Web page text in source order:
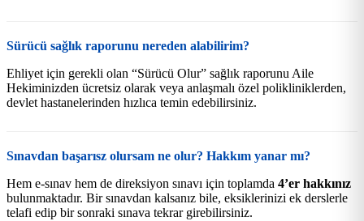
Sürücü sağlık raporunu nereden alabilirim?
Ehliyet için gerekli olan “Sürücü Olur” sağlık raporunu Aile
Hekiminizden ücretsiz olarak veya anlaşmalı özel polikliniklerden,
devlet hastanelerinden hızlıca temin edebilirsiniz.
Sınavdan başarısz olursam ne olur? Hakkım yanar mı?
Hem e-sınav hem de direksiyon sınavı için toplamda 4’er hakkınız
bulunmaktadır. Bir sınavdan kalsanız bile, eksiklerinizi ek derslerle
telafi edip bir sonraki sınava tekrar girebilirsiniz.